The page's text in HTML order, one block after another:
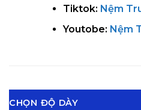
Tiktok: Nệm
Youtobe: Nệm
CHỌN ĐỘ DÀY